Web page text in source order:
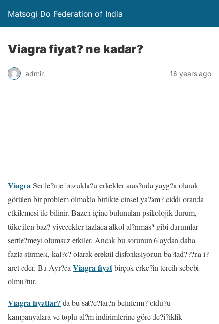
Matsogi Do Federation of India
Viagra fiyat? ne kadar?
admin 16 years ago
ViagraSertle?me bozuklu?u erkekler aras?nda yayg?n olarak
görülen bir problem olmakla birlikte cinsel ya?am? ciddi oranda
etkilemesi ile bilinir. Bazen içine bulunulan psikolojik durum,
tüketilen baz? yiyecekler fazlaca alkol al?nmas? gibi durumlar
sertle?meyi olumsuz etkiler. Ancak bu sorunun 6 aydan daha
fazla sürmesi, kal?c? olarak erektil disfonksiyonun ba?lad???na i?
aret eder. Bu Ayr?ca Viagra fiyatbirçok erke?in tercih sebebi
olmu?tur.
Viagra fiyatlar? da bu sat?c?lar?n belirlemi? oldu?u
kampanyalara ve toplu al?m indirimlerine göre de?i?iklik